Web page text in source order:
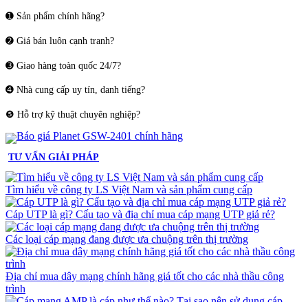
➊ Sản phẩm chính hãng?
➋ Giá bán luôn cạnh tranh?
➌ Giao hàng toàn quốc 24/7?
➍ Nhà cung cấp uy tín, danh tiếng?
❺ Hỗ trợ kỹ thuật chuyên nghiệp?
TƯ VẤN GIẢI PHÁP
Tìm hiểu về công ty LS Việt Nam và sản phẩm cung cấp
Cáp UTP là gì? Cấu tạo và địa chỉ mua cáp mạng UTP giả rẻ?
Các loại cáp mạng đang được ưa chuộng trên thị trường
Địa chỉ mua dây mạng chính hãng giá tốt cho các nhà thầu công
trình